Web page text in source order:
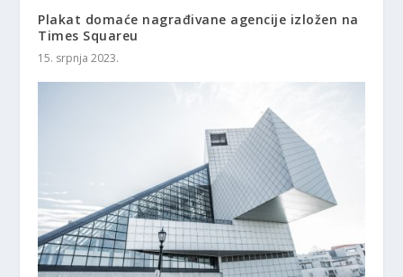
Plakat domaće nagrađivane agencije izložen na
Times Squareu
15. srpnja 2023.